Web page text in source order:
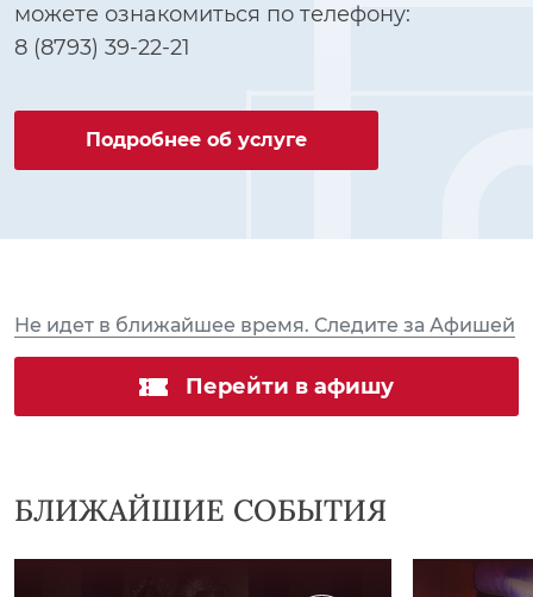
можете ознакомиться по телефону:
8 (8793) 39-22-21
Подробнее об услуге
Не идет в ближайшее время. Следите за Афишей
Перейти в афишу
БЛИЖАЙШИЕ СОБЫТИЯ